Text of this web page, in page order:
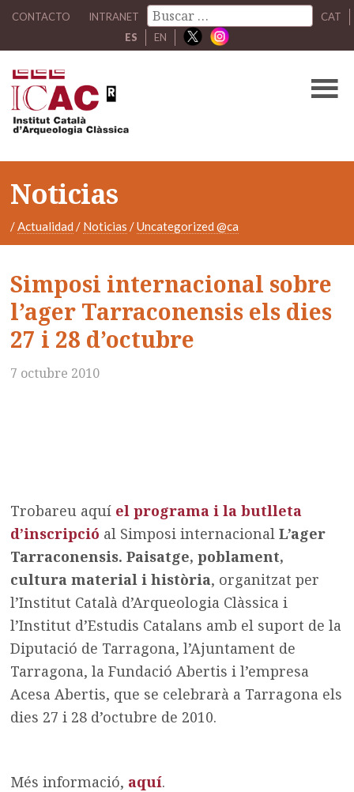
CONTACTO INTRANET
CAT
ES
EN
Noticias
/Actualidad / Noticias /Uncategorized @ca
Simposi internacional sobre
l’ager Tarraconensis els dies
27 i 28 d’octubre
7 octubre 2010
Trobareu aquí el programa i la butlleta
d’inscripció al Simposi internacionalL’ager
Tarraconensis. Paisatge, poblament,
cultura material i història, organitzat per
l’Institut Català d’Arqueologia Clàssica i
l’Institut d’Estudis Catalans amb el suport de la
Diputació de Tarragona, l’Ajuntament de
Tarragona, la Fundació Abertis i l’empresa
Acesa Abertis, que se celebrarà a Tarragona els
dies 27 i 28 d’octubre de 2010.
Més informació, aquí.